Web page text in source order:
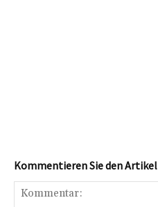
Kommentieren Sie den Artikel